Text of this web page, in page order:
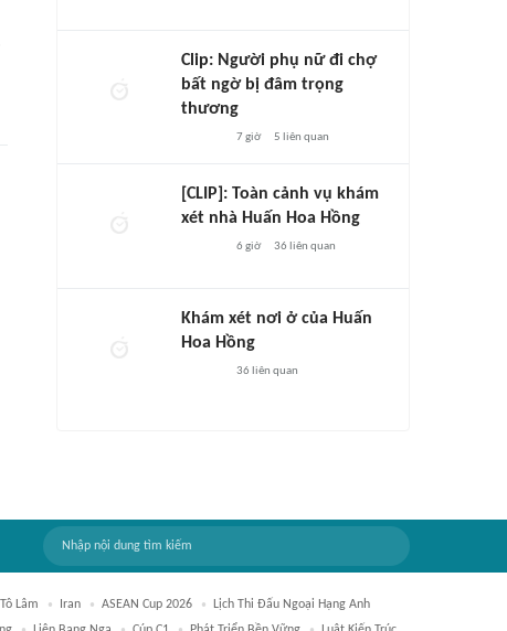
Clip: Người phụ nữ đi chợ
bất ngờ bị đâm trọng
thương
7 giờ 5 liên quan
[CLIP]: Toàn cảnh vụ khám
xét nhà Huấn Hoa Hồng
6 giờ 36 liên quan
Khám xét nơi ở của Huấn
Hoa Hồng
36 liên quan
Tô Lâm Iran ASEAN Cup 2026
Lịch Thi Đấu Ngoại Hạng Anh